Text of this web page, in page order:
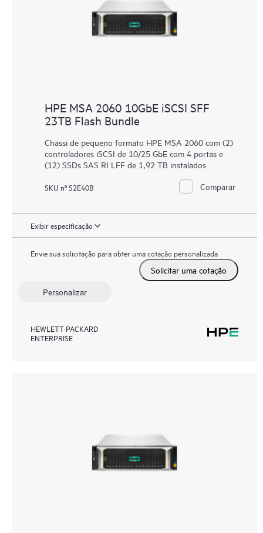
HPE MSA 2060 10GbE iSCSI SFF
23TB Flash Bundle
Chassi de pequeno formato HPE MSA 2060 com (2)
controladores iSCSI de 10/25 GbE com 4 portas e
(12) SSDs SAS RI LFF de 1,92 TB instalados
SKU nº S2E40B Comparar
Exibir especificação
Envie sua solicitação para obter uma cotação personalizada
Solicitar uma cotação
Personalizar
HEWLETT PACKARD
ENTERPRISE